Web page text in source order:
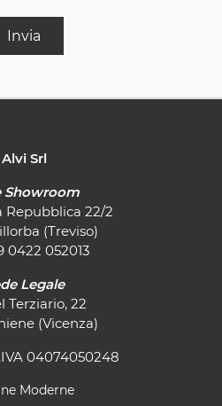
Invia
Alvi Srl
Showroom
Repubblica 22/2
(Treviso)
0422 052013
Legale
Terziario, 22
(Vicenza)
04074050248
Moderne